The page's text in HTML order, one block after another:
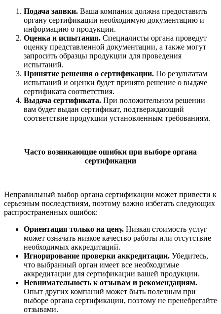
Подача заявки. Ваша компания должна предоставить
органу сертификации необходимую документацию и
информацию о продукции.
Оценка и испытания. Специалисты органа проведут
оценку представленной документации, а также могут
запросить образцы продукции для проведения
испытаний.
Принятие решения о сертификации. По результатам
испытаний и оценки будет принято решение о выдаче
сертификата соответствия.
Выдача сертификата. При положительном решении
вам будет выдан сертификат, подтверждающий
соответствие продукции установленным требованиям.
Часто возникающие ошибки при выборе органа
сертификации
Неправильный выбор органа сертификации может привести к
серьезным последствиям, поэтому важно избегать следующих
распространенных ошибок:
Ориентация только на цену. Низкая стоимость услуг
может означать низкое качество работы или отсутствие
необходимых аккредитаций.
Игнорирование проверки аккредитации. Убедитесь,
что выбранный орган имеет все необходимые
аккредитации для сертификации вашей продукции.
Невнимательность к отзывам и рекомендациям.
Опыт других компаний может быть полезным при
выборе органа сертификации, поэтому не пренебрегайте
отзывами.